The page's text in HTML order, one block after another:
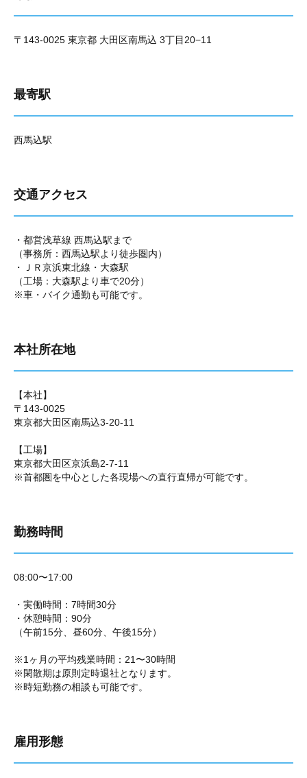
〒143-0025 東京都 大田区南馬込 3丁目20−11
最寄駅
西馬込駅
交通アクセス
・都営浅草線 西馬込駅まで
（事務所：西馬込駅より徒歩圏内）
・ＪＲ京浜東北線・大森駅
（工場：大森駅より車で20分）
※車・バイク通勤も可能です。
本社所在地
【本社】
〒143-0025
東京都大田区南馬込3-20-11
【工場】
東京都大田区京浜島2-7-11
※首都圏を中心とした各現場への直行直帰が可能です。
勤務時間
08:00〜17:00
・実働時間：7時間30分
・休憩時間：90分
（午前15分、昼60分、午後15分）
※1ヶ月の平均残業時間：21〜30時間
※閑散期は原則定時退社となります。
※時短勤務の相談も可能です。
雇用形態